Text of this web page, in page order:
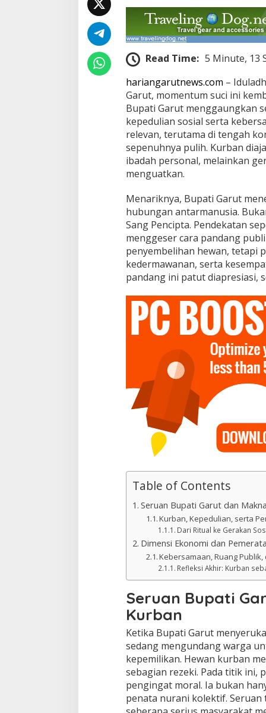
a
m
a
a
Read Time: 5 Minute, 13
hariangarutnews.com –
Garut, momentum suci ini
Bupati Garut menggaungkan
kepedulian sosial serta
relevan, terutama di tengah
sepenuhnya pulih. Kurban
ibadah personal, melainkan
menguatkan.
Menariknya, Bupati Garut
hubungan antarmanusia.
Sang Pencipta. Pendekatan
menggeser cara pandang
penyembelihan hewan, tetapi
kedermawanan, serta
pandang ini patut diapresiasi,
Table of Contents
Seruan Bupati Garut dan
Kurban, Kepedulian, serta
Dari Ritual ke Gerakan
Dimensi Ekonomi dan
Kebersamaan, Ruang
Refleksi Akhir: Kurban
Seruan Bupati
Kurban
Ketika Bupati Garut
sedang mengundang warga
kepemilikan. Hewan kurban
sebagian rezeki. Pada titik ini,
pengingat moral. Ia bukan
penata nurani kolektif.